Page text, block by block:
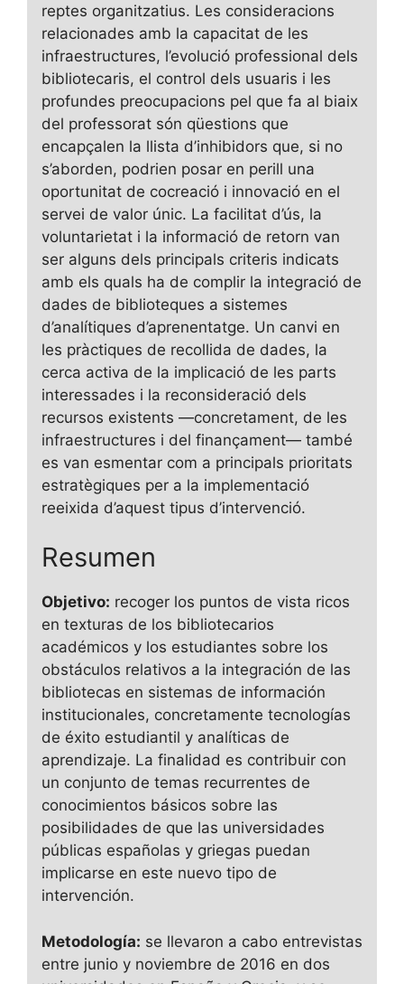
reptes organitzatius. Les consideracions
relacionades amb la capacitat de les
infraestructures, l’evolució professional dels
bibliotecaris, el control dels usuaris i les
profundes preocupacions pel que fa al biaix
del professorat són qüestions que
encapçalen la llista d’inhibidors que, si no
s’aborden, podrien posar en perill una
oportunitat de cocreació i innovació en el
servei de valor únic. La facilitat d’ús, la
voluntarietat i la informació de retorn van
ser alguns dels principals criteris indicats
amb els quals ha de complir la integració de
dades de biblioteques a sistemes
d’analítiques d’aprenentatge. Un canvi en
les pràctiques de recollida de dades, la
cerca activa de la implicació de les parts
interessades i la reconsideració dels
recursos existents —concretament, de les
infraestructures i del finançament— també
es van esmentar com a principals prioritats
estratègiques per a la implementació
reeixida d’aquest tipus d’intervenció.
Resumen
Objetivo: recoger los puntos de vista ricos
en texturas de los bibliotecarios
académicos y los estudiantes sobre los
obstáculos relativos a la integración de las
bibliotecas en sistemas de información
institucionales, concretamente tecnologías
de éxito estudiantil y analíticas de
aprendizaje. La finalidad es contribuir con
un conjunto de temas recurrentes de
conocimientos básicos sobre las
posibilidades de que las universidades
públicas españolas y griegas puedan
implicarse en este nuevo tipo de
intervención.
Metodología: se llevaron a cabo entrevistas
entre junio y noviembre de 2016 en dos